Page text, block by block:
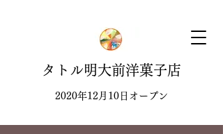
タトル明大前洋菓子店
2020年12月10日オープン